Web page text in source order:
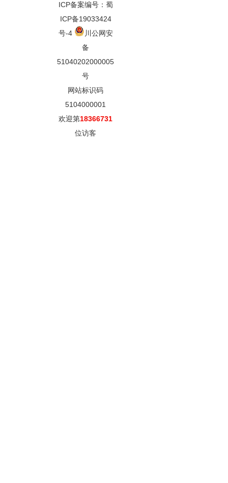
ICP备案编号：蜀
ICP备19033424
号-4
川公网安
备
51040202000005
号
网站标识码
5104000001
欢迎第18366731
位访客